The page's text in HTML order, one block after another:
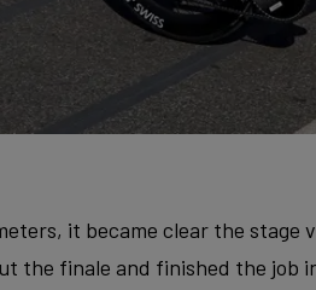
it became clear the
the finale and finished the job